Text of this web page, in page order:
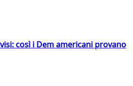
così i Dem americani provano